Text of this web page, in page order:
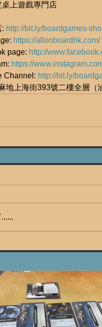
桌上遊戲專門店
: http://bit.ly/boardgames-
https://allonboardhk.com/
page: http://
https://
Channel: http://bit.ly/
地上海街393號二樓全層（